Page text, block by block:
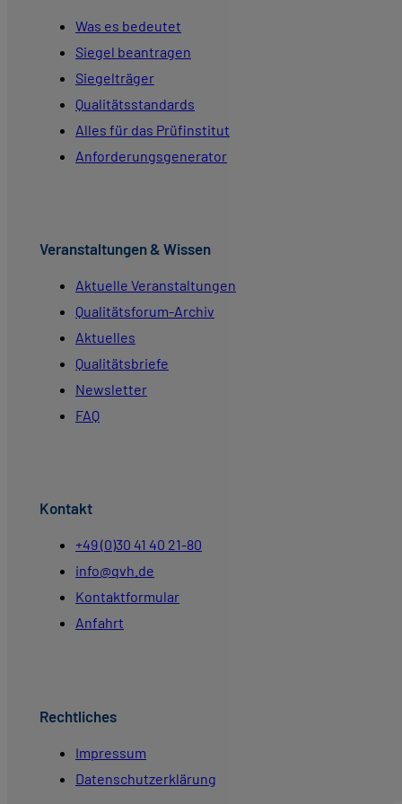
Was es bedeutet
Siegel beantragen
Siegelträger
Qualitätsstandards
Alles für das Prüfinstitut
Anforderungsgenerator
Veranstaltungen & Wissen
Aktuelle Veranstaltungen
Qualitätsforum-Archiv
Aktuelles
Qualitätsbriefe
Newsletter
FAQ
Kontakt
+49 (0)30 41 40 21-80
info@qvh.de
Kontaktformular
Anfahrt
Rechtliches
Impressum
Datenschutzerklärung